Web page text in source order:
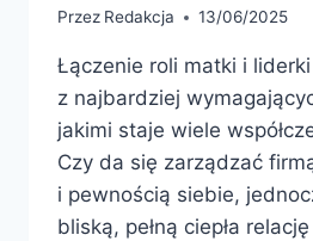
Przez Redakcja 13/06/2025
Łączenie roli matki i
z najbardziej
jakimi staje wiele
Czy da się zarządzać
i pewnością siebie,
bliską, pełną ciepła